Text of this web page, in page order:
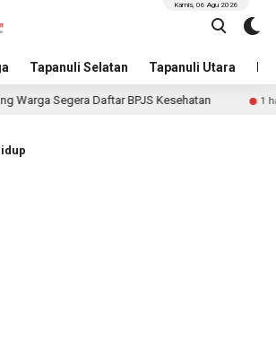
Tapanuli Selatan Tapanuli Utara
Kamis, 06 Agu 2026
Daftar BPJS Kesehatan 1 hari lalu